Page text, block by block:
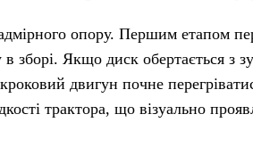
опору. Першим етапом
зборі. Якщо диск обертається з
двигун почне
трактора, що візуально